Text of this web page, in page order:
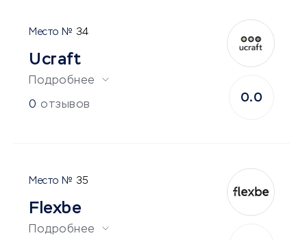
34
Ucraft
Подробнее
0 отзывов
0.0
35
Flexbe
Подробнее